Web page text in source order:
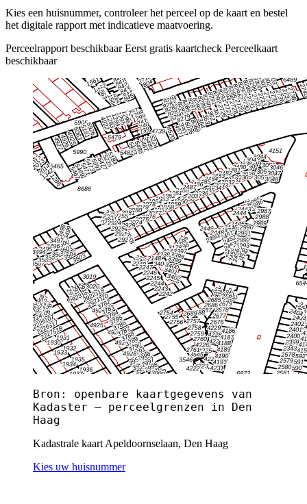
Kies een huisnummer, controleer het perceel op de kaart en bestel
het digitale rapport met indicatieve maatvoering.
Perceelrapport beschikbaar Eerst gratis kaartcheck Perceelkaart
beschikbaar
Bron: openbare kaartgegevens van
Kadaster — perceelgrenzen in Den
Haag
Kadastrale kaart Apeldoornselaan, Den Haag
Kies uw huisnummer